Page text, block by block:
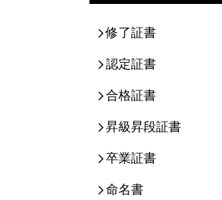
修了証書
認定証書
合格証書
昇級昇段証書
卒業証書
命名書